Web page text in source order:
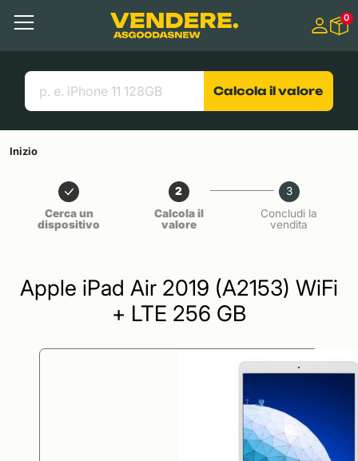
Contenuto principale
Menu
Cerca
Link utili
0
Calcola il valore
Inizio
Cerca un
dispositivo
2
Calcola il
valore
3
Concludi la
vendita
Apple iPad Air 2019 (A2153) WiFi
+ LTE 256 GB